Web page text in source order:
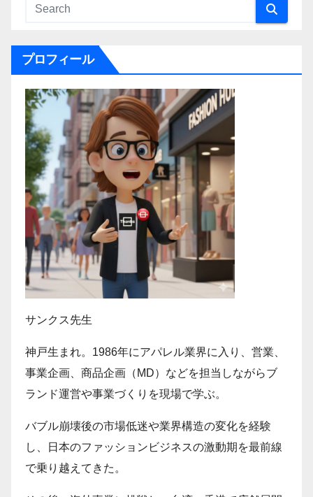
プロフィール
サンクス先生
神戸生まれ。1986年にアパレル業界に入り、営業、
事業企画、商品企画（MD）などを担当しながらブ
ランド運営や事業づくりを現場で学ぶ。
バブル崩壊後の市場低迷や業界構造の変化を経験
し、日本のファッションビジネスの激動期を最前線
で乗り越えてきた。